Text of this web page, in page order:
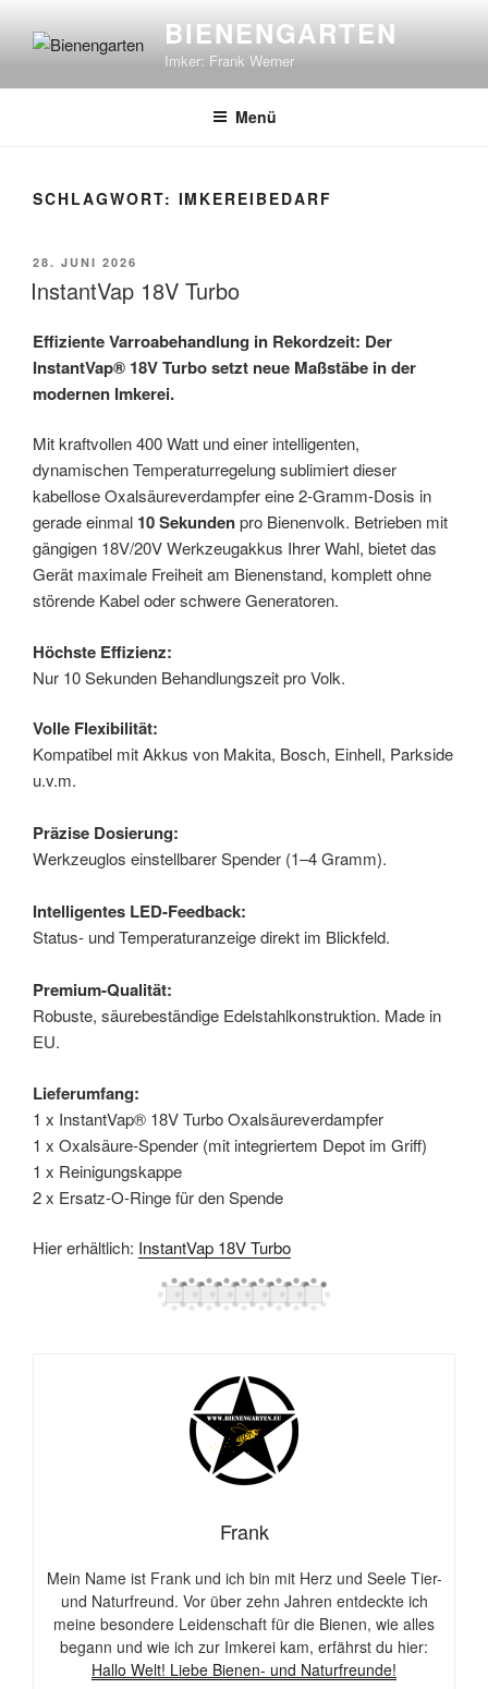
Inhalt
BIENENGARTEN
Imker: Frank Werner
Menü
SCHLAGWORT: IMKEREIBEDARF
VERÖFFENTLICHT
AM
28. JUNI 2026
InstantVap 18V Turbo
Effiziente Varroabehandlung in Rekordzeit: Der
InstantVap® 18V Turbo setzt neue Maßstäbe in der
modernen Imkerei.
Mit kraftvollen 400 Watt und einer intelligenten,
dynamischen Temperaturregelung sublimiert dieser
kabellose Oxalsäureverdampfer eine 2-Gramm-Dosis in
gerade einmal 10 Sekundenpro Bienenvolk. Betrieben mit
gängigen 18V/20V Werkzeugakkus Ihrer Wahl, bietet das
Gerät maximale Freiheit am Bienenstand, komplett ohne
störende Kabel oder schwere Generatoren.
Höchste Effizienz:
Nur 10 Sekunden Behandlungszeit pro Volk.
Volle Flexibilität:
Kompatibel mit Akkus von Makita, Bosch, Einhell, Parkside
u.v.m.
Präzise Dosierung:
Werkzeuglos einstellbarer Spender (1–4 Gramm).
Intelligentes LED-Feedback:
Status- und Temperaturanzeige direkt im Blickfeld.
Premium-Qualität:
Robuste, säurebeständige Edelstahlkonstruktion. Made in
EU.
Lieferumfang:
1 x InstantVap® 18V Turbo Oxalsäureverdampfer
1 x Oxalsäure-Spender (mit integriertem Depot im Griff)
1 x Reinigungskappe
2 x Ersatz-O-Ringe für den Spende
Hier erhältlich: InstantVap 18V Turbo
Frank
Mein Name ist Frank und ich bin mit Herz und Seele Tier-
und Naturfreund. Vor über zehn Jahren entdeckte ich
meine besondere Leidenschaft für die Bienen, wie alles
begann und wie ich zur Imkerei kam, erfährst du hier:
Hallo Welt! Liebe Bienen- und Naturfreunde!